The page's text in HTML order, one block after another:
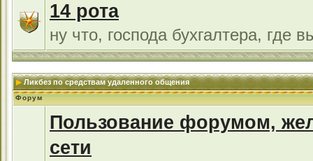
14 рота
ну что, господа бухгалтера, где
Ликбез по средствам удаленного общения
Форум
Пользование форумом,
сети